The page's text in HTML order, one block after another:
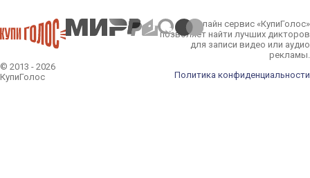
© 2013 - 2026
КупиГолос
Онлайн сервис «КупиГолос»
позволяет найти лучших дикторов
для записи видео или аудио
рекламы.
Политика конфиденциальности